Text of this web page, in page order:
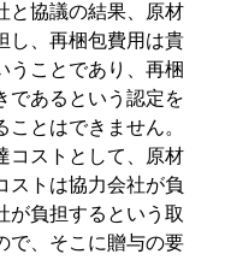
と協議の結果、原材
し、再梱包費用は貴
うことであり、再梱
であるという認定を
とはできません。
コストとして、原材
ストは協力会社が負
が負担するという取
で、そこに贈与の要